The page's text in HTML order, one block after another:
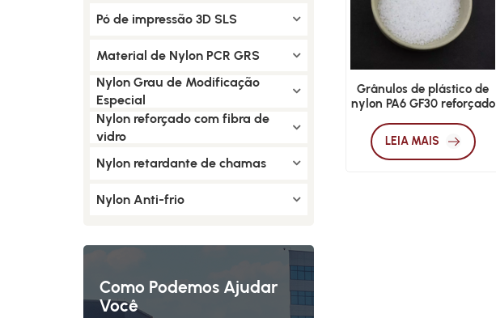
Pó de impressão 3D SLS
Material de Nylon PCR GRS
Nylon Grau de Modificação
Especial
Nylon reforçado com fibra de
vidro
Nylon retardante de chamas
Nylon Anti-frio
Como Podemos Ajudar
Você
Grânulos de plástico de
nylon PA6 GF30 reforçado
LEIA MAIS